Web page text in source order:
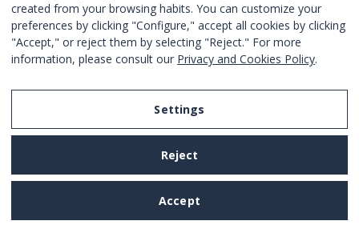
AANMELDEN
Ik ga akkoord met devoorwaarden en condities.
created from your browsing habits. You can customize your
preferences by clicking "Configure," accept all cookies by clicking
"Accept," or reject them by selecting "Reject." For more
information, please consult our Privacy and Cookies Policy.
Settings
Reject
Accept
Legal Notice
Privacy and Cookies Policy
Terms and Conditions of Use
Settings